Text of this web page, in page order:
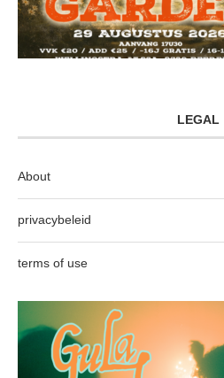
LEGAL
About
privacybeleid
terms of use